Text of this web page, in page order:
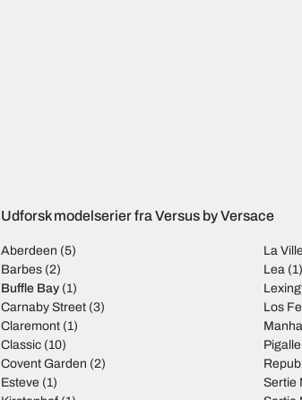
Udforsk modelserier fra Versus by Versace
Aberdeen (5)
Barbes (2)
Buffle Bay (1)
Carnaby Street (3)
Claremont (1)
Classic (10)
Covent Garden (2)
Esteve (1)
La
Lea(1)
Los
Pigalle
Sertie